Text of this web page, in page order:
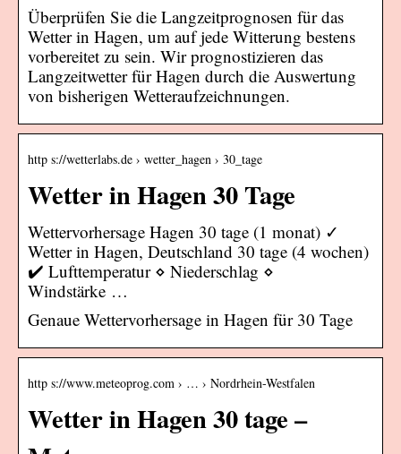
Überprüfen Sie die Langzeitprognosen für das
Wetter in Hagen, um auf jede Witterung bestens
vorbereitet zu sein. Wir prognostizieren das
Langzeitwetter für Hagen durch die Auswertung
von bisherigen Wetteraufzeichnungen.
http s://wetterlabs.de › wetter_hagen › 30_tage
Wetter in Hagen 30 Tage
Wettervorhersage Hagen 30 tage (1 monat) ✓
Wetter in Hagen, Deutschland 30 tage (4 wochen)
✔️ Lufttemperatur ⋄ Niederschlag ⋄
Windstärke …
Genaue Wettervorhersage in Hagen für 30 Tage
http s://www.meteoprog.com › … › Nordrhein-Westfalen
Wetter in Hagen 30 tage –